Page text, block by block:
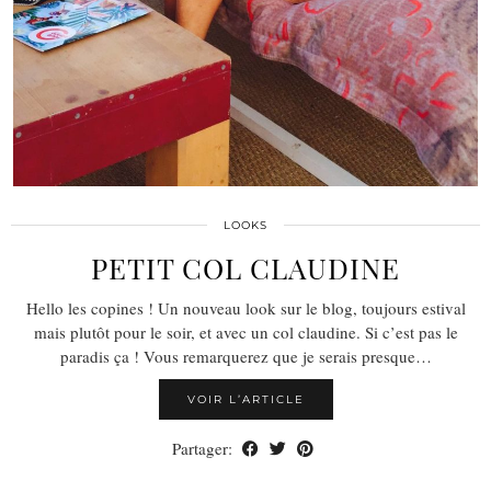
LOOKS
PETIT COL CLAUDINE
Hello les copines ! Un nouveau look sur le blog, toujours estival
mais plutôt pour le soir, et avec un col claudine. Si c’est pas le
paradis ça ! Vous remarquerez que je serais presque…
VOIR L’ARTICLE
Partager: